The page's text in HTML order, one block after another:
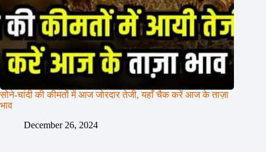
सोने-चांदी की कीमतों में आज जोरदार तेजी, यहाँ चैक करें आज के ताज़ा
भाव
December 26, 2024